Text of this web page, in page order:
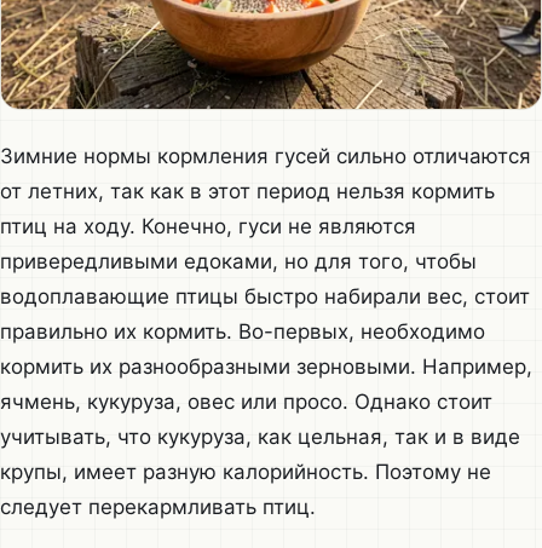
Зимние нормы кормления гусей сильно отличаются
от летних, так как в этот период нельзя кормить
птиц на ходу. Конечно, гуси не являются
привередливыми едоками, но для того, чтобы
водоплавающие птицы быстро набирали вес, стоит
правильно их кормить. Во-первых, необходимо
кормить их разнообразными зерновыми. Например,
ячмень, кукуруза, овес или просо. Однако стоит
учитывать, что кукуруза, как цельная, так и в виде
крупы, имеет разную калорийность. Поэтому не
следует перекармливать птиц.